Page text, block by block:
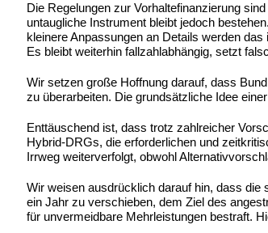
Die Regelungen zur Vorhaltefinanzierung
untaugliche Instrument bleibt jedoch
kleinere Anpassungen an Details werden
Es bleibt weiterhin fallzahlabhängig, setzt
Wir setzen große Hoffnung darauf, dass
zu überarbeiten. Die grundsätzliche Idee
Enttäuschend ist, dass trotz zahlreicher
Hybrid-DRGs, die erforderlichen und
Irrweg weiterverfolgt, obwohl
Wir weisen ausdrücklich darauf hin, dass
ein Jahr zu verschieben, dem Ziel des
für unvermeidbare Mehrleistungen bestraft.